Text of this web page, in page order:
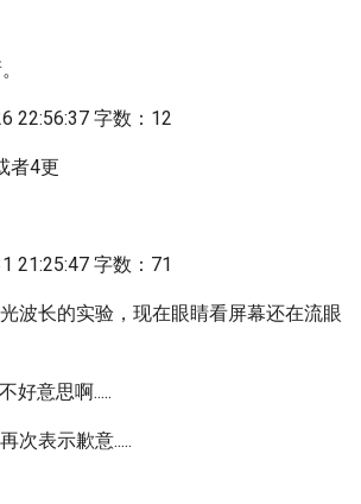
22:56:37 字数：12
者4更
21:25:47 字数：71
波长的实验，现在眼睛看屏幕还在流眼
好意思啊.....
次表示歉意.....